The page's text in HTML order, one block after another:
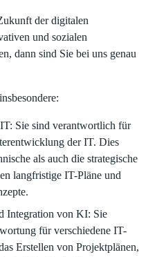
der digitalen
und sozialen
dann sind Sie bei uns genau
Sie sind verantwortlich für
der IT. Dies
als auch die strategische
langfristige IT-Pläne und
Integration von KI: Sie
für verschiedene IT-
Erstellen von Projektplänen,